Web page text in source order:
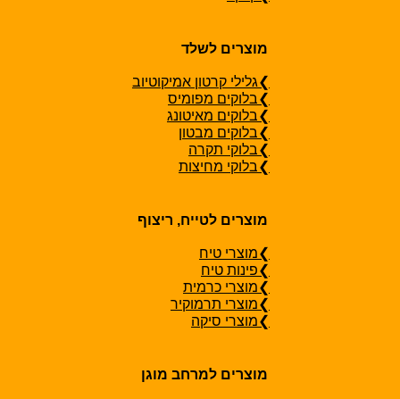
מוצרים לשלד
❯גלילי קרטון אמיקוטיוב
❯בלוקים מפומיס
❯בלוקים מאיטונג
❯בלוקים מבטון
❯בלוקי תקרה
❯בלוקי מחיצות
מוצרים לטייח, ריצוף
❯מוצרי טיח
❯פינות טיח
❯מוצרי כרמית
❯מוצרי תרמוקיר
❯מוצרי סיקה
מוצרים למרחב מוגן